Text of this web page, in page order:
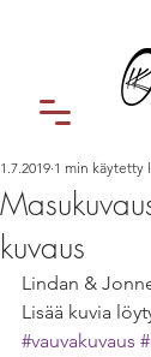
kuvaus
1.7.2019 1 min käytetty
Lindan &
Lisää kuvia
#vauvakuvaus